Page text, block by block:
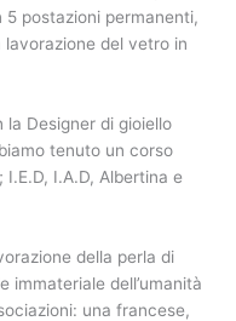
postazioni permanenti,
del vetro in
Designer di gioiello
tenuto un corso
I.A.D, Albertina e
della perla di
dell’umanità
una francese,